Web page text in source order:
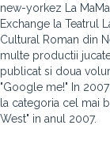
new-yorkez La
Exchange la Teatrul
Cultural Roman din
multe productii
publicat si doua
"Google me!" In
la categoria cel mai
West" in anul 2007.